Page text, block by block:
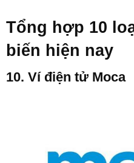
Tổng hợp 10
biến hiện nay
10. Ví điện tử Moca